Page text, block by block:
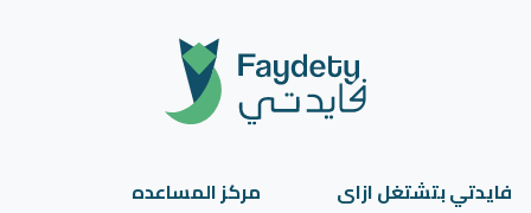
فايدتي بتشتغل ازاى
مركز المساعده